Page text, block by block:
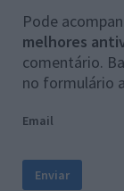
Pode
melhores
comentário.
no formulário
Email